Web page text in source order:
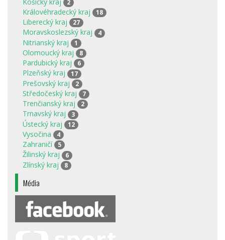
2
Královéhradecký kraj 18
Liberecký kraj 27
Moravskoslezský kraj 4
Nitrianský kraj 1
Olomoucký kraj 8
Pardubický kraj 6
Plzeňský kraj 17
Prešovský kraj 2
Středočeský kraj 7
Trenčianský kraj 2
Trnavský kraj 3
Ústecký kraj 12
Vysočina 4
Zahraničí 5
Žilinský kraj 6
Zlínský kraj 8
Média